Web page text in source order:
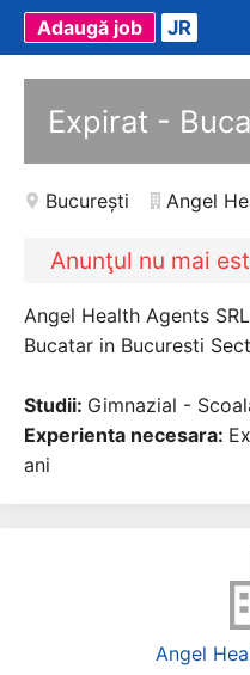
Adaugă job JR
Expirat -
București Angel
Anunţul nu mai
Angel Health Agents
Bucatar in Bucuresti
Studii: Gimnazial -
Experienta necesara:
ani
Angel